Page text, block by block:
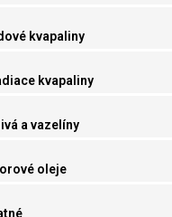
kvapaliny
kvapaliny
a vazelíny
oleje